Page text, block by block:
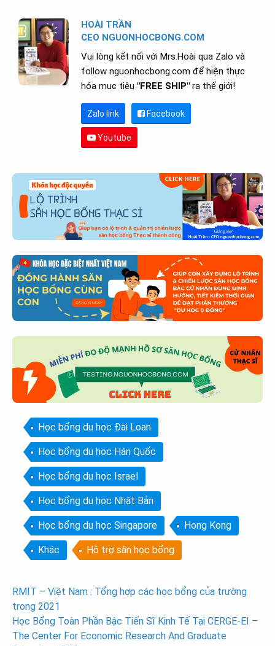
HOÀI TRẦN
CEO NGUONHOCBONG.COM
Vui lòng kết nối với Mrs.Hoài qua Zalo và
follow nguonhocbong.com để hiện thực
hóa mục tiêu "FREE SHIP" ra thế giới!
Zalo link Facebook
Youtube
Học bổng du học Đài Loan
Học bổng du học Hàn Quốc
Học bổng du học Israel
Học bổng du học Nhật Bản
Học bổng du học Singapore Hong Kong
Khác Hỗ trợ săn học bổng
Post
navigation
RMIT – Việt Nam : Tổng hợp các học bổng của trường
trong 2021
Học Bổng Toàn Phần Bậc Tiến Sĩ Kinh Tế Tại CERGE-EI –
The Center For Economic Research And Graduate